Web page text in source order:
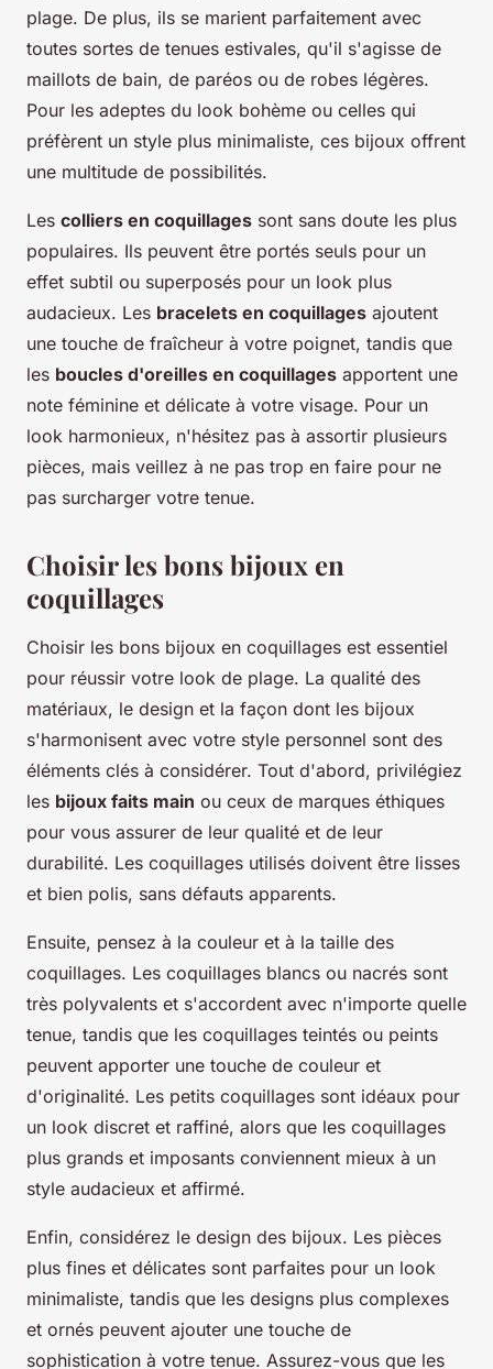
plage. De plus, ils se marient parfaitement avec
toutes sortes de tenues estivales, qu'il s'agisse de
maillots de bain, de paréos ou de robes légères.
Pour les adeptes du look bohème ou celles qui
préfèrent un style plus minimaliste, ces bijoux offrent
une multitude de possibilités.
Les colliers en coquillages sont sans doute les plus
populaires. Ils peuvent être portés seuls pour un
effet subtil ou superposés pour un look plus
audacieux. Les bracelets en coquillages ajoutent
une touche de fraîcheur à votre poignet, tandis que
les boucles d'oreilles en coquillages apportent une
note féminine et délicate à votre visage. Pour un
look harmonieux, n'hésitez pas à assortir plusieurs
pièces, mais veillez à ne pas trop en faire pour ne
pas surcharger votre tenue.
Choisir les bons bijoux en
coquillages
Choisir les bons bijoux en coquillages est essentiel
pour réussir votre look de plage. La qualité des
matériaux, le design et la façon dont les bijoux
s'harmonisent avec votre style personnel sont des
éléments clés à considérer. Tout d'abord, privilégiez
les bijoux faits main ou ceux de marques éthiques
pour vous assurer de leur qualité et de leur
durabilité. Les coquillages utilisés doivent être lisses
et bien polis, sans défauts apparents.
Ensuite, pensez à la couleur et à la taille des
coquillages. Les coquillages blancs ou nacrés sont
très polyvalents et s'accordent avec n'importe quelle
tenue, tandis que les coquillages teintés ou peints
peuvent apporter une touche de couleur et
d'originalité. Les petits coquillages sont idéaux pour
un look discret et raffiné, alors que les coquillages
plus grands et imposants conviennent mieux à un
style audacieux et affirmé.
Enfin, considérez le design des bijoux. Les pièces
plus fines et délicates sont parfaites pour un look
minimaliste, tandis que les designs plus complexes
et ornés peuvent ajouter une touche de
sophistication à votre tenue. Assurez-vous que les